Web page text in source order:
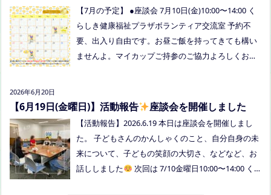
【7月の予定】 ●座談会 7月10日(金)10:00〜14:00 く
らしき健康福祉プラザボランティア交流室 予約不
要、出入り自由です。お昼ご飯を持ってきても構い
ませんよ。マイカップご持参のご協力よろしくお願
（加賀郡吉備中央町田土3109-3） 日時：令和８年7
7月28日（火）10:00~13:00頃 場所：玉島某所 参加
2026年6月20日
【6月19日(金曜日)】活動報告 座談会を開催しました
【活動報告】2026.6.19 本日は座談会を開催しまし
た。 子どもさんのかんしゃくのこと、自分自身の未
来について、子どもの笑顔の大切さ、などなど、お
話ししました
次回は 7/10金曜日10:00〜14:00 く